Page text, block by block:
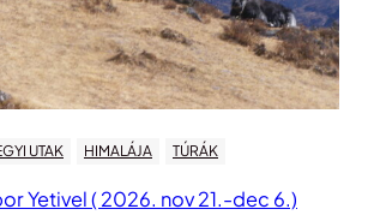
UTAK HIMALÁJA TÚRÁK
Yetivel ( 2026. nov 21.-dec 6.)